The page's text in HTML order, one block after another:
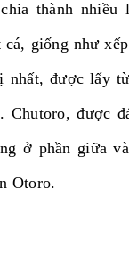
thành nhiều
giống như
nhất, được lấy
Chutoro, được
ở phần giữa
Otoro.